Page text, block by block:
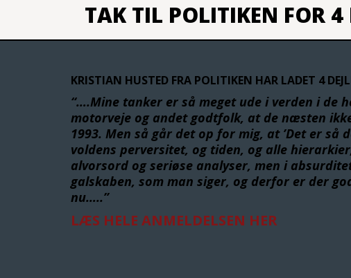
TAK TIL POLITIKEN FOR 4
KRISTIAN HUSTED FRA POLITIKEN HAR LADET 4
“….Mine tanker er så meget ude i verden i de
motorveje og andet godtfolk, at de næsten
1993. Men så går det op for mig, at ’Det er
voldens perversitet, og tiden, og alle
alvorsord og seriøse analyser, men i
galskaben, som man siger, og derfor er der
nu…..”
LÆS HELE ANMELDELSEN HER